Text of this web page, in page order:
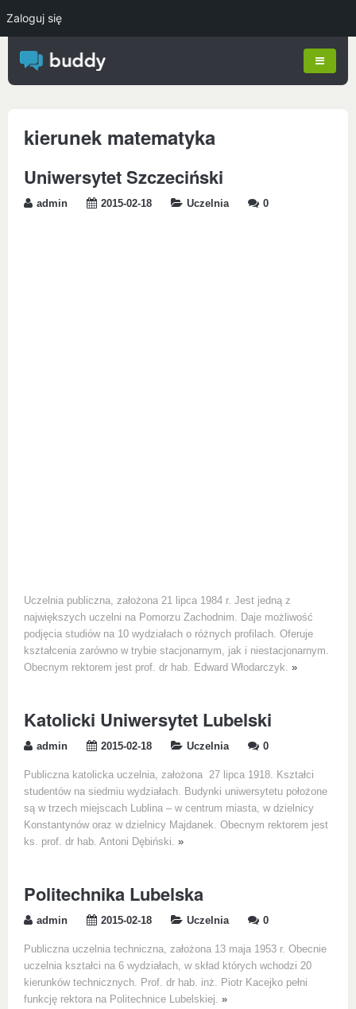
kierunek matematyka
Uniwersytet Szczeciński
admin 2015-02-18 Uczelnia 0
Uczelnia publiczna, założona 21 lipca 1984 r. Jest jedną z
największych uczelni na Pomorzu Zachodnim. Daje możliwość
podjęcia studiów na 10 wydziałach o różnych profilach. Oferuje
kształcenia zarówno w trybie stacjonarnym, jak i niestacjonarnym.
Obecnym rektorem jest prof. dr hab. Edward Włodarczyk. »
Katolicki Uniwersytet Lubelski
admin 2015-02-18 Uczelnia 0
Publiczna katolicka uczelnia, założona 27 lipca 1918. Kształci
studentów na siedmiu wydziałach. Budynki uniwersytetu położone
są w trzech miejscach Lublina – w centrum miasta, w dzielnicy
Konstantynów oraz w dzielnicy Majdanek. Obecnym rektorem jest
ks. prof. dr hab. Antoni Dębiński. »
Politechnika Lubelska
admin 2015-02-18 Uczelnia 0
Publiczna uczelnia techniczna, założona 13 maja 1953 r. Obecnie
uczelnia kształci na 6 wydziałach, w skład których wchodzi 20
kierunków technicznych. Prof. dr hab. inż. Piotr Kacejko pełni
funkcję rektora na Politechnice Lubelskiej. »
Zaloguj się